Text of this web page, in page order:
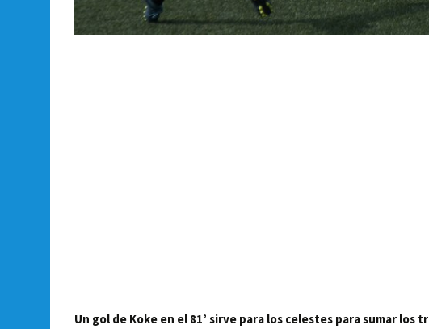
Un gol de Koke en el 81’ sirve para los celestes para sumar